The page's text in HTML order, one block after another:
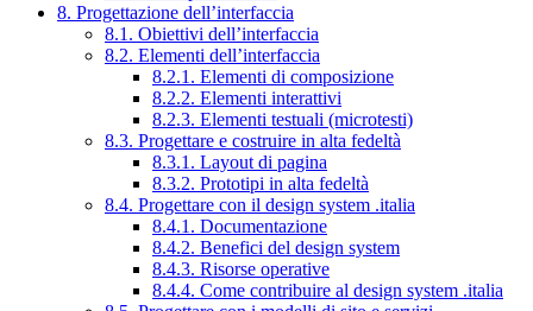
8. Progettazione dell’interfaccia
8.1. Obiettivi dell’interfaccia
8.2. Elementi dell’interfaccia
8.2.1. Elementi di composizione
8.2.2. Elementi interattivi
8.2.3. Elementi testuali (microtesti)
8.3. Progettare e costruire in alta fedeltà
8.3.1. Layout di pagina
8.3.2. Prototipi in alta fedeltà
8.4. Progettare con il design system .italia
8.4.1. Documentazione
8.4.2. Benefici del design system
8.4.3. Risorse operative
8.4.4. Come contribuire al design system .italia